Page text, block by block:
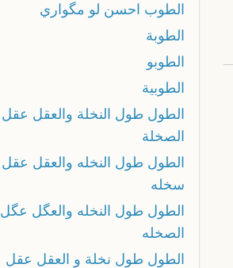
الطوب احسن لو مگواري
الطوبة
الطوبو
الطوبية
الطول طول النخلة والعقل عقل
الصخلة
الطول طول النخله والعقل عقل
سخله
الطول طول النخله والعگل عگل
الصخله
الطول طول نخلة و العقل عقل